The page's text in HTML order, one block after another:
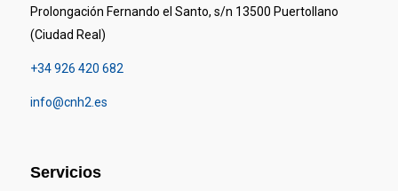
Prolongación Fernando el Santo, s/n 13500 Puertollano
(Ciudad Real)
+34 926 420 682
info@cnh2.es
Servicios